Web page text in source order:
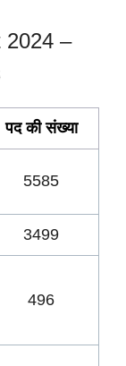
2024 –
पद की संख्या
5585
3499
496